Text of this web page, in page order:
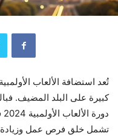
تُعد استضافة الألعاب
كبيرة على البلد المضيف.
تشمل خلق فرص عمل وزيادة